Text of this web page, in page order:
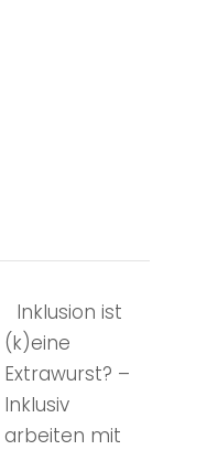
Inklusion ist
(k)eine
Extrawurst? –
Inklusiv
arbeiten mit